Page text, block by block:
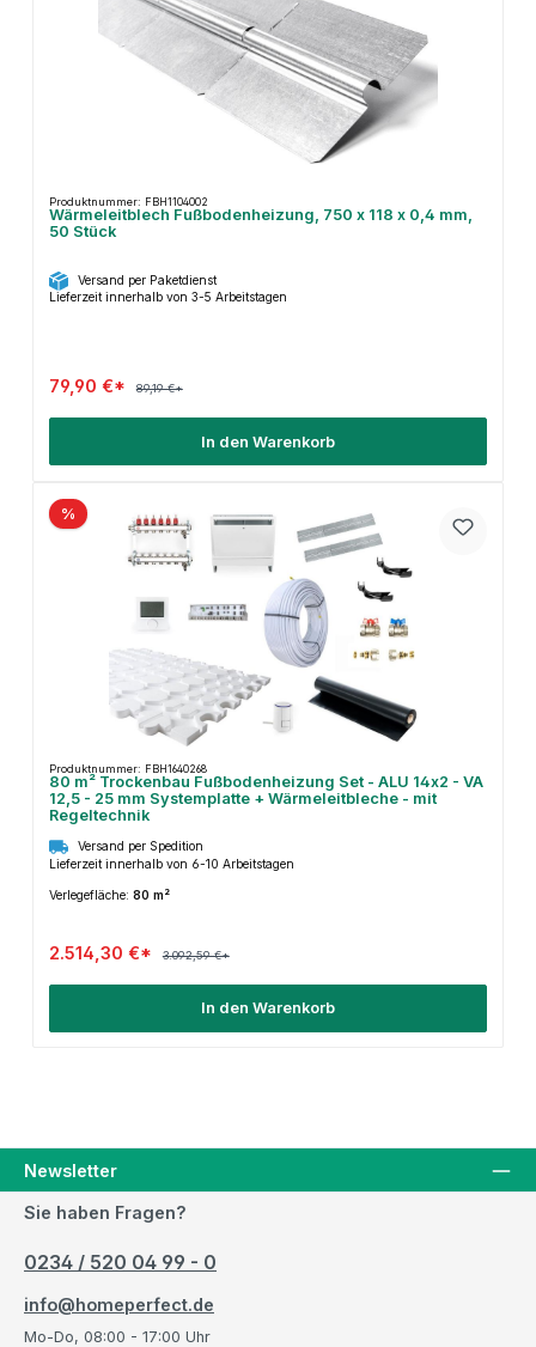
Produktnummer: FBH1104002
Wärmeleitblech Fußbodenheizung, 750 x 118 x 0,4 mm,
50 Stück
Versand per Paketdienst
Lieferzeit innerhalb von 3-5 Arbeitstagen
79,90 €* 89,19 €*
In den Warenkorb
%
Produktnummer: FBH1640268
80 m² Trockenbau Fußbodenheizung Set - ALU 14x2 - VA
12,5 - 25 mm Systemplatte + Wärmeleitbleche - mit
Regeltechnik
Versand per Spedition
Lieferzeit innerhalb von 6-10 Arbeitstagen
Verlegefläche: 80 m²
2.514,30 €* 3.092,59 €*
In den Warenkorb
Newsletter
Sie haben Fragen?
0234 / 520 04 99 - 0
info@homeperfect.de
Mo-Do, 08:00 - 17:00 Uhr